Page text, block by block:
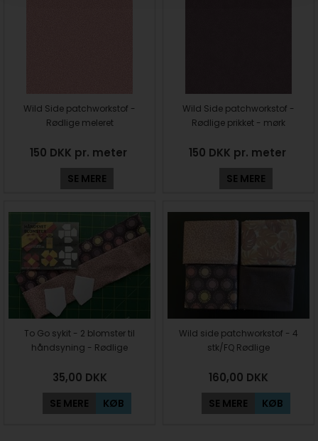
Wild Side patchworkstof -
Rødlige meleret
150 DKK pr. meter
SE MERE
Wild Side patchworkstof -
Rødlige prikket - mørk
150 DKK pr. meter
SE MERE
To Go sykit - 2 blomster til
håndsyning - Rødlige
35,00 DKK
SE MERE KØB
Wild side patchworkstof - 4
stk/FQ Rødlige
160,00 DKK
SE MERE KØB